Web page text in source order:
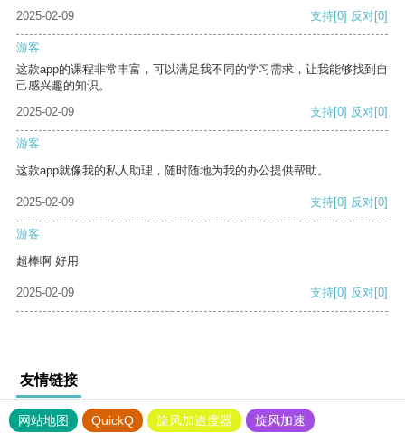
2025-02-09
支持[0] 反对[0]
游客
这款app的课程非常丰富，可以满足我不同的学习需求，让我能够找到自
己感兴趣的知识。
2025-02-09
支持[0] 反对[0]
游客
这款app就像我的私人助理，随时随地为我的办公提供帮助。
2025-02-09 支持[0] 反对[0]
游客
超棒啊 好用
2025-02-09 支持[0] 反对[0]
友情链接
网站地图 QuickQ 旋风加速度器 旋风加速